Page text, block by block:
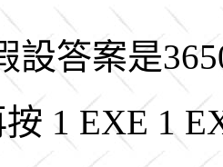
設答案是
1 EXE 1